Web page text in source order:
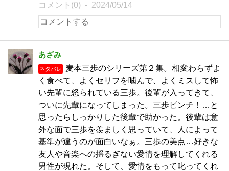
コメント(0) 2024/05/14
あざみ
ネタバレ
麦本三歩のシリーズ第２集。相変わらずよ
く食べて、よくセリフを噛んで、よくミスして怖
い先輩に怒られている三歩。後輩が入ってきて、
ついに先輩になってしまった。三歩ピンチ！…と
思ったらしっかりした後輩で助かった。後輩は意
外な面で三歩を羨ましく思っていて、人によって
基準が違うのが面白いなぁ。三歩の美点…好きな
友人や音楽への揺るぎない愛情を理解してくれる
男性が現れた。そして、愛情をもって叱ってくれ